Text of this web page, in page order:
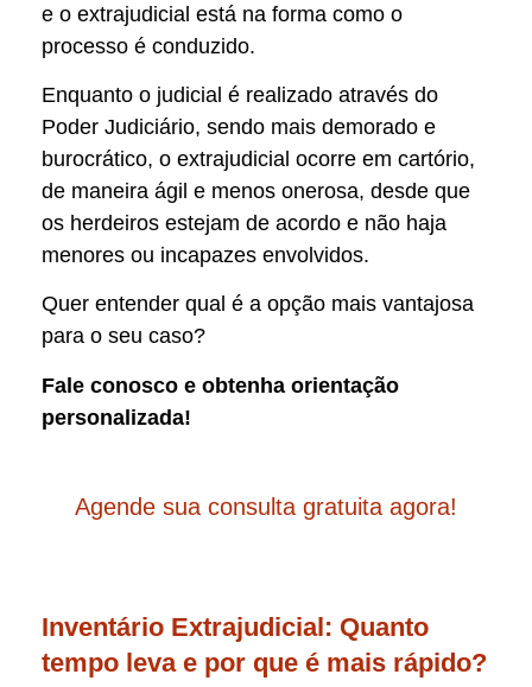
e o extrajudicial está na forma como o
processo é conduzido.
Enquanto o judicial é realizado através do
Poder Judiciário, sendo mais demorado e
burocrático, o extrajudicial ocorre em cartório,
de maneira ágil e menos onerosa, desde que
os herdeiros estejam de acordo e não haja
menores ou incapazes envolvidos.
Quer entender qual é a opção mais vantajosa
para o seu caso?
Fale conosco e obtenha orientação
personalizada!
Agende sua consulta gratuita agora!
Inventário Extrajudicial: Quanto
tempo leva e por que é mais rápido?